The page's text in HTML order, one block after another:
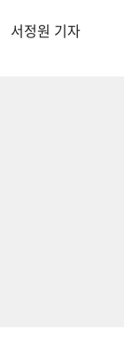
서정원 기자